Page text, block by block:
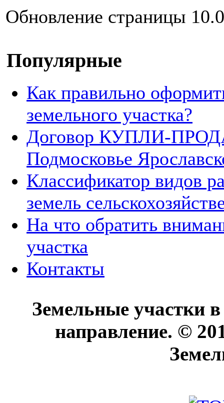
Обновление страницы
Популярные
Как правильно
земельного участка?
Договор КУПЛИ-
Подмосковье
Классификатор видов
земель
На что обратить
участка
Контакты
Земельные участки
направление. ©